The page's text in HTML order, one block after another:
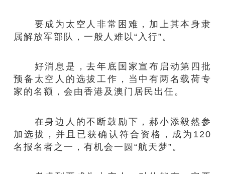
要成为太空人非常困难，加上其本身隶
属解放军部队，一般人难以“入行”。
好消息是，去年底国家宣布启动第四批
预备太空人的选拔工作，当中有两名载荷专
家的名额，会由香港及澳门居民出任。
在身边人的不断鼓励下，郝小添毅然参
加选拔，并且已获确认符合资格，成为120
名报名者之一，有机会一圆“航天梦”。